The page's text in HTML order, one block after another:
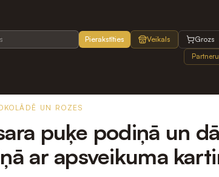
Pierakstīties Veikals Grozs
UN ROZES
puķe podiņā un
ar apsveikuma